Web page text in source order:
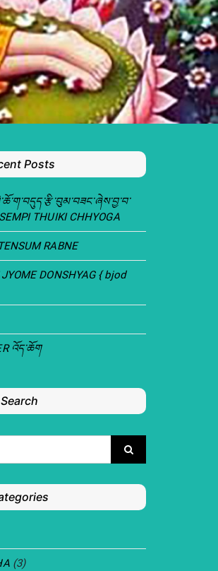
Posts
THUIKI CHHYOGA
RABNE
DONSHYAG { bjod
འོད་ཆོག
Search
(3)